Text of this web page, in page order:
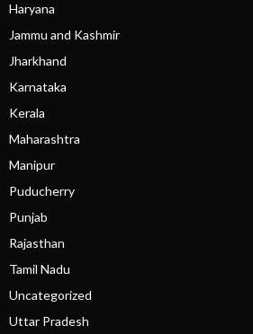
Haryana
Jammu and Kashmir
Jharkhand
Karnataka
Kerala
Maharashtra
Manipur
Puducherry
Punjab
Rajasthan
Tamil Nadu
Uncategorized
Uttar Pradesh